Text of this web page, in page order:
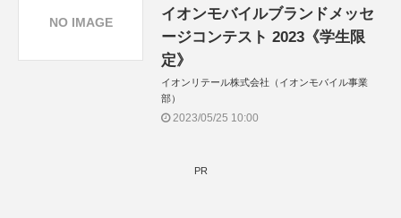
イオンモバイルブランドメッセ
ージコンテスト 2023《学生限
定》
イオンリテール株式会社（イオンモバイル事業
部）
2023/05/25 10:00
NO IMAGE
PR